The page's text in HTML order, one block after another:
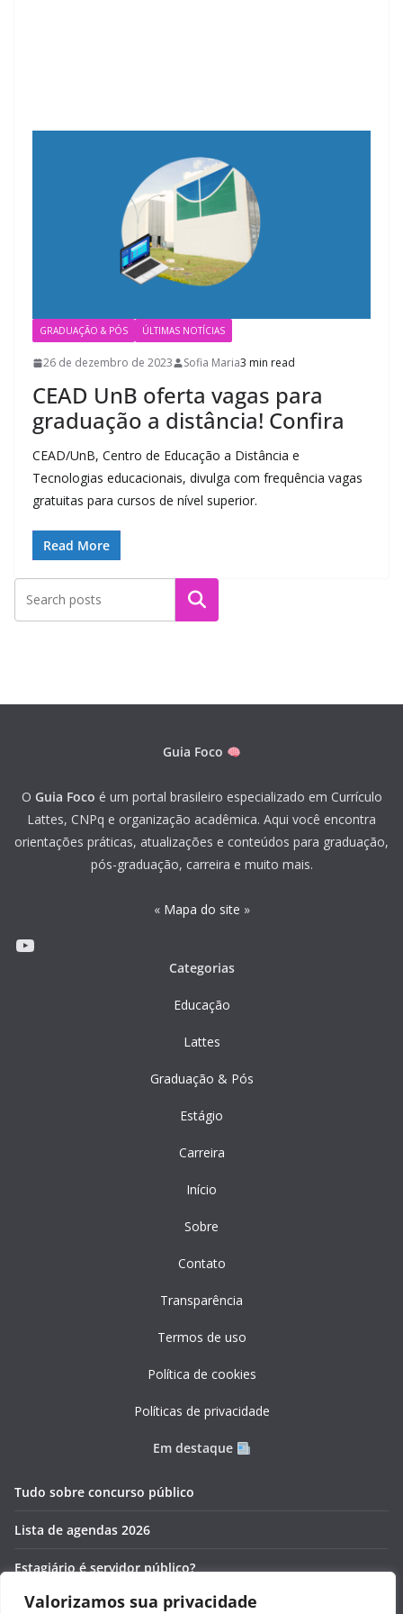
Valorizamos sua privacidade
GRADUAÇÃO & PÓS ÚLTIMAS NOTÍCIAS
26 de dezembro de 2023 Sofia Maria3 min read
CEAD UnB oferta vagas para
graduação a distância! Confira
CEAD/UnB, Centro de Educação a Distância e
Tecnologias educacionais, divulga com frequência vagas
gratuitas para cursos de nível superior.
Read More
Pesquisar
Guia Foco
O Guia Foco é um portal brasileiro especializado em Currículo
Lattes, CNPq e organização acadêmica. Aqui você encontra
orientações práticas, atualizações e conteúdos para graduação,
pós-graduação, carreira e muito mais.
« Mapa do site »
Youtube
Categorias
Educação
Lattes
Graduação & Pós
Estágio
Carreira
Início
Sobre
Contato
Transparência
Termos de uso
Política de cookies
Políticas de privacidade
Em destaque
Tudo sobre concurso público
Lista de agendas 2026
Estagiário é servidor público?
Pós-graduação gratuita 2026